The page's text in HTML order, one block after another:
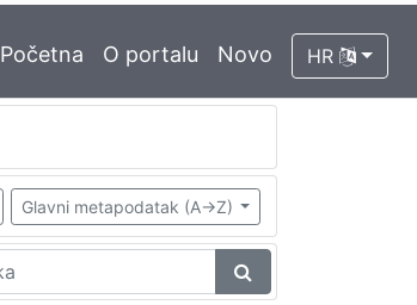
Početna O portalu Novo HR
Glavni metapodatak (A->Z)